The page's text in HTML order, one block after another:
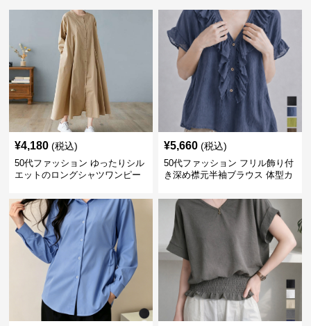
¥4,180 (税込)
50代ファッション ゆったりシル
エットのロングシャツワンピー
¥5,660 (税込)
50代ファッション フリル飾り付
き深め襟元半袖ブラウス 体型カ